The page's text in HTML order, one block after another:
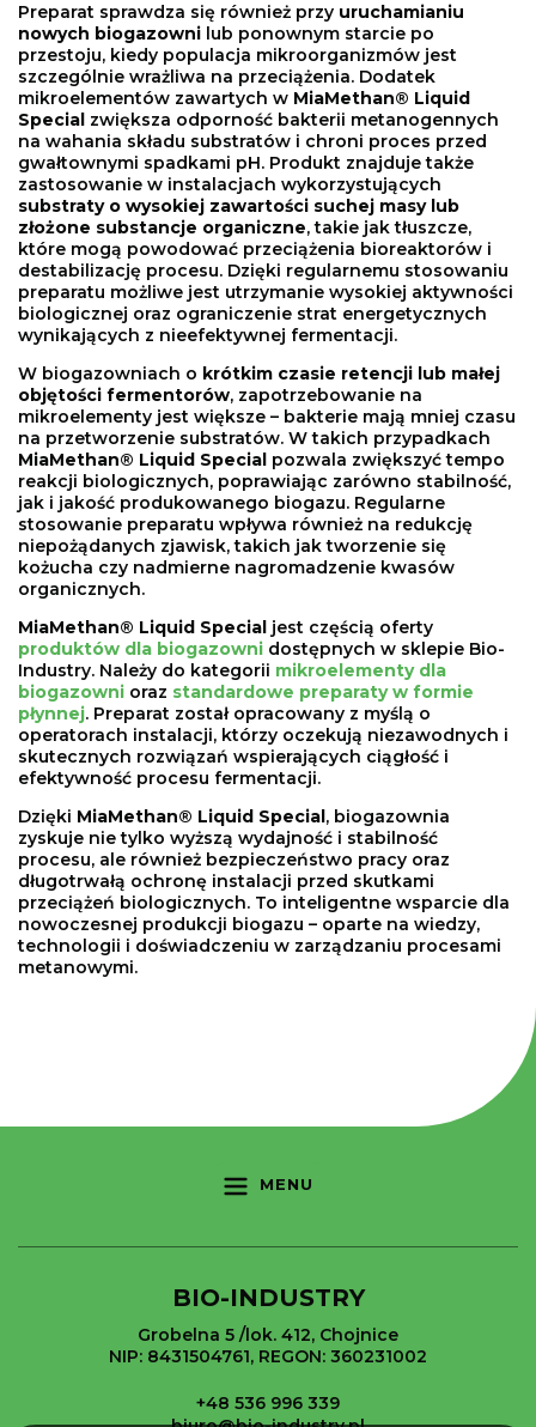
Preparat sprawdza się również przy uruchamianiu
nowych biogazowni lub ponownym starcie po
przestoju, kiedy populacja mikroorganizmów jest
szczególnie wrażliwa na przeciążenia. Dodatek
mikroelementów zawartych w MiaMethan® Liquid
Special zwiększa odporność bakterii metanogennych
na wahania składu substratów i chroni proces przed
gwałtownymi spadkami pH. Produkt znajduje także
zastosowanie w instalacjach wykorzystujących
substraty o wysokiej zawartości suchej masy lub
złożone substancje organiczne, takie jak tłuszcze,
które mogą powodować przeciążenia bioreaktorów i
destabilizację procesu. Dzięki regularnemu stosowaniu
preparatu możliwe jest utrzymanie wysokiej aktywności
biologicznej oraz ograniczenie strat energetycznych
wynikających z nieefektywnej fermentacji.
W biogazowniach o krótkim czasie retencji lub małej
objętości fermentorów, zapotrzebowanie na
mikroelementy jest większe – bakterie mają mniej czasu
na przetworzenie substratów. W takich przypadkach
MiaMethan® Liquid Special pozwala zwiększyć tempo
reakcji biologicznych, poprawiając zarówno stabilność,
jak i jakość produkowanego biogazu. Regularne
stosowanie preparatu wpływa również na redukcję
niepożądanych zjawisk, takich jak tworzenie się
kożucha czy nadmierne nagromadzenie kwasów
organicznych.
MiaMethan® Liquid Special jest częścią oferty
produktów dla biogazowni dostępnych w sklepie Bio-
Industry. Należy do kategorii mikroelementy dla
biogazowni oraz standardowe preparaty w formie
płynnej. Preparat został opracowany z myślą o
operatorach instalacji, którzy oczekują niezawodnych i
skutecznych rozwiązań wspierających ciągłość i
efektywność procesu fermentacji.
Dzięki MiaMethan® Liquid Special, biogazownia
zyskuje nie tylko wyższą wydajność i stabilność
procesu, ale również bezpieczeństwo pracy oraz
długotrwałą ochronę instalacji przed skutkami
przeciążeń biologicznych. To inteligentne wsparcie dla
nowoczesnej produkcji biogazu – oparte na wiedzy,
technologii i doświadczeniu w zarządzaniu procesami
metanowymi.
MENU
BIO-INDUSTRY
Grobelna 5 /lok. 412, Chojnice
NIP: 8431504761, REGON: 360231002
+48 536 996 339